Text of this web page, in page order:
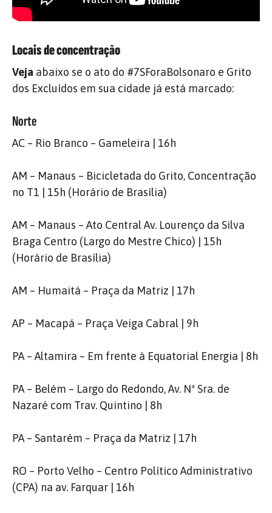
Locais de concentração
Veja abaixo se o ato do #7SForaBolsonaro e Grito
dos Excluídos em sua cidade já está marcado:
Norte
AC – Rio Branco – Gameleira | 16h
AM – Manaus – Bicicletada do Grito, Concentração
no T1 | 15h (Horário de Brasília)
AM – Manaus – Ato Central Av. Lourenço da Silva
Braga Centro (Largo do Mestre Chico) | 15h
(Horário de Brasília)
AM – Humaitá – Praça da Matriz | 17h
AP – Macapá – Praça Veiga Cabral | 9h
PA – Altamira – Em frente à Equatorial Energia | 8h
PA – Belém – Largo do Redondo, Av. Nª Sra. de
Nazaré com Trav. Quintino | 8h
PA – Santarém – Praça da Matriz | 17h
RO – Porto Velho – Centro Político Administrativo
(CPA) na av. Farquar | 16h